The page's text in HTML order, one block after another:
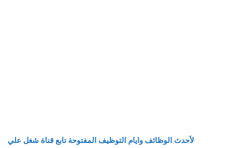
لأحدث الوظائف وايام التوظيف المفتوحة تابع قناة شغل علي